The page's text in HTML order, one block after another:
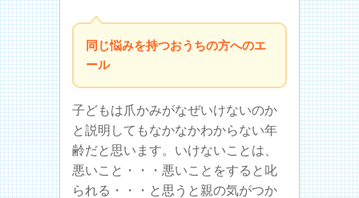
同じ悩みを持つおうちの方へのエ
ール
子どもは爪かみがなぜいけないのか
と説明してもなかなかわからない年
齢だと思います。いけないことは、
悪いこと・・・悪いことをすると叱
られる・・・と思うと親の気がつか